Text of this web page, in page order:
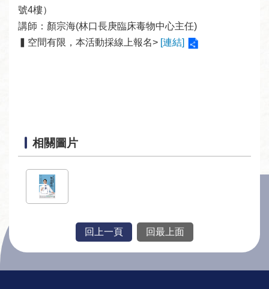
線
書
問
答
號4樓）
講師：顏宗海(林口長庚臨床毒物中心主任)
▍空間有限，本活動採線上報名> [連結]
相關圖片
回上一頁 回最上面